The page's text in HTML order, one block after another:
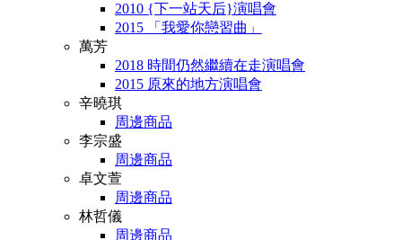
2010 {下一站天后}演唱會
2015 「我愛你戀習曲」
萬芳
2018 時間仍然繼續在走演唱會
2015 原來的地方演唱會
辛曉琪
周邊商品
李宗盛
周邊商品
卓文萱
周邊商品
林哲儀
周邊商品